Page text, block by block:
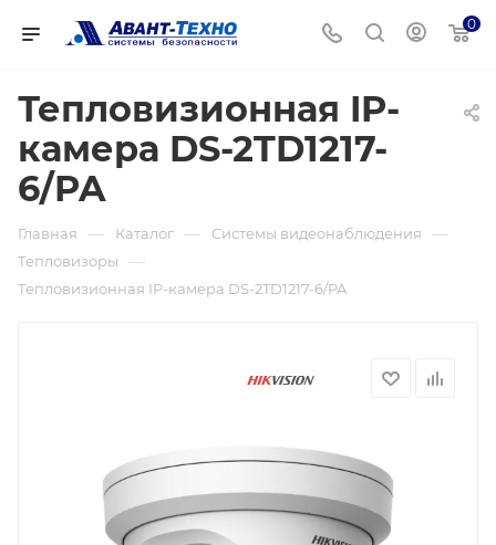
0
Тепловизионная IP-
камера DS-2TD1217-
6/PA
Главная — Каталог — Системы видеонаблюдения —
Тепловизоры —
Тепловизионная IP-камера DS-2TD1217-6/PA